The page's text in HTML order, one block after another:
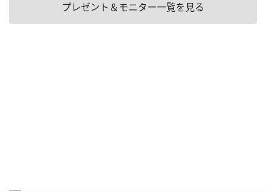
プレゼント＆モニター一覧を見る